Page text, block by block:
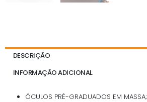
DESCRIÇÃO
INFORMAÇÃO ADICIONAL
ÓCULOS PRÉ-GRADUADOS EM MASSA;